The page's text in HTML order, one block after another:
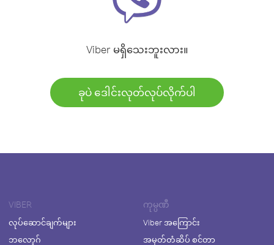
Viber မရှိသေးဘူးလား။
ခုပဲ ဒေါင်းလုတ်လုပ်လိုက်ပါ
VIBER
လုပ်ဆောင်ချက်များ
ဘလော့ဂ်
ကုမ္ပဏီ
Viber အကြောင်း
အမှတ်တံဆိပ် စင်တာ